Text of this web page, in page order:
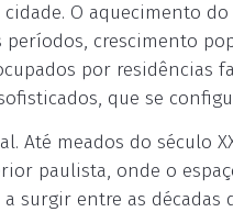
O aquecimento
crescimento
por residências
que se
Até meados do século
paulista, onde o
surgir entre as décadas